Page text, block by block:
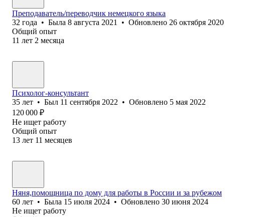
Преподаватель/переводчик немецкого языка
32 года • Была 8 августа 2021 • Обновлено 26 октября 2020
Общий опыт
11 лет 2 месяца
Психолог-консультант
35 лет • Был 11 сентября 2022 • Обновлено 5 мая 2022
120 000 ₽
Не ищет работу
Общий опыт
13 лет 11 месяцев
Няня,помощница по дому для работы в России и за рубежом
60 лет • Была 15 июля 2024 • Обновлено 30 июня 2024
Не ищет работу